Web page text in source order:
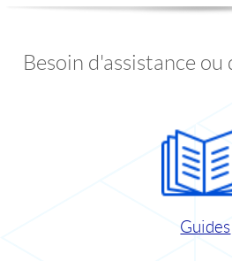
Besoin d'assistance
Guides